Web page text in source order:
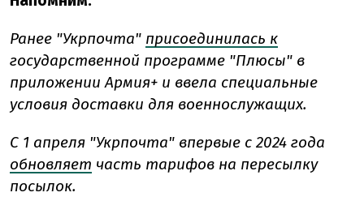
Ранее "Укрпочта" присоединилась к
государственной программе "Плюсы" в
приложении Армия+ и ввела специальные
условия доставки для военнослужащих.
С 1 апреля "Укрпочта" впервые с 2024 года
обновляет часть тарифов на пересылку
посылок.